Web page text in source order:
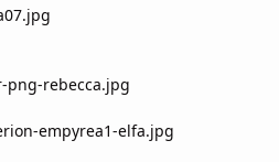
png-rebecca.jpg
empyrea1-elfa.jpg